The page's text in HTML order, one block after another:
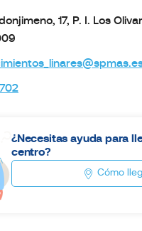
17, P. I. Los
¿Necesitas ayuda para
centro?
Cómo